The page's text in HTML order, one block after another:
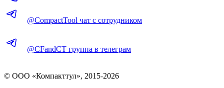
@CompactTool чат с сотрудником
@CFandCT группа в телеграм
© OOO «Компакттул», 2015-2026